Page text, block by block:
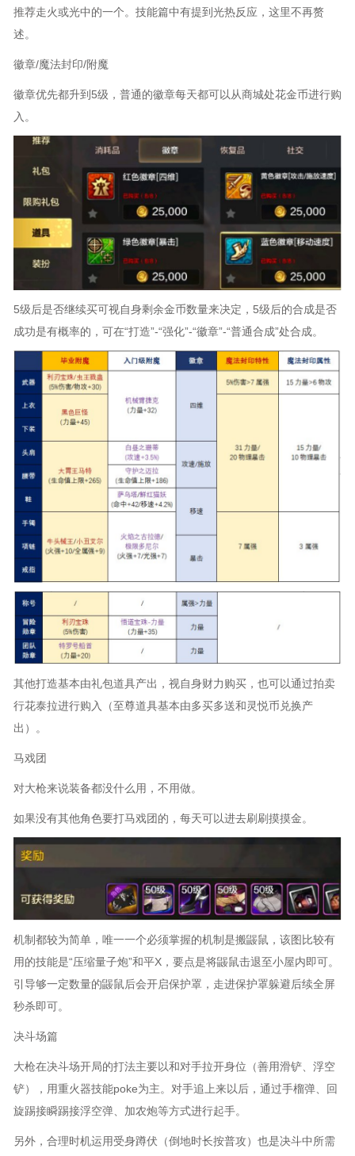
推荐走火或光中的一个。技能篇中有提到光热反应，这里不再赘
述。
徽章/魔法封印/附魔
徽章优先都升到5级，普通的徽章每天都可以从商城处花金币进行购
入。
5级后是否继续买可视自身剩余金币数量来决定，5级后的合成是否
成功是有概率的，可在“打造”-“强化”-“徽章”-“普通合成”处合成。
其他打造基本由礼包道具产出，视自身财力购买，也可以通过拍卖
行花泰拉进行购入（至尊道具基本由多买多送和灵悦币兑换产
出）。
马戏团
对大枪来说装备都没什么用，不用做。
如果没有其他角色要打马戏团的，每天可以进去刷刷摸摸金。
机制都较为简单，唯一一个必须掌握的机制是搬鼹鼠，该图比较有
用的技能是“压缩量子炮”和平X，要点是将鼹鼠击退至小屋内即可。
引导够一定数量的鼹鼠后会开启保护罩，走进保护罩躲避后续全屏
秒杀即可。
决斗场篇
大枪在决斗场开局的打法主要以和对手拉开身位（善用滑铲、浮空
铲），用重火器技能poke为主。对手追上来以后，通过手榴弹、回
旋踢接瞬踢接浮空弹、加农炮等方式进行起手。
另外，合理时机运用受身蹲伏（倒地时长按普攻）也是决斗中所需